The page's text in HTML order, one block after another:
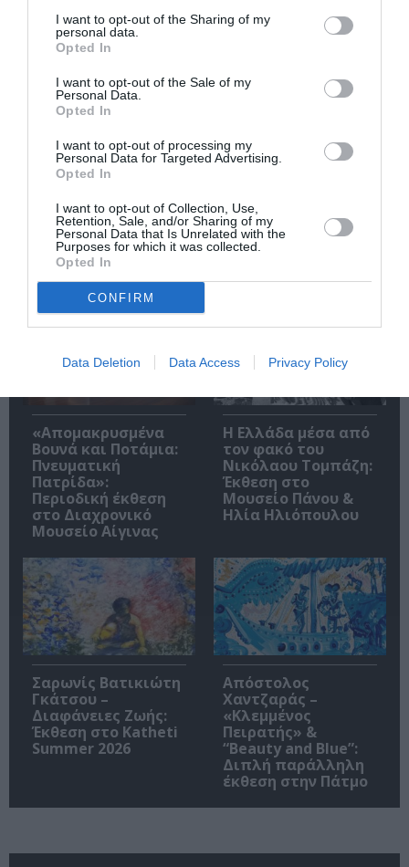
I want to opt-out of the Sharing of my
personal data.
Opted In
I want to opt-out of the Sale of my
Personal Data.
Opted In
I want to opt-out of processing my
Personal Data for Targeted Advertising.
Opted In
I want to opt-out of Collection, Use,
Retention, Sale, and/or Sharing of my
Personal Data that Is Unrelated with the
Purposes for which it was collected.
Opted In
CONFIRM
Data Deletion Data Access Privacy Policy
Κάθε βδομάδα στο e-mail σας τα τελευταία νέα για
την Τέχνη και τον Πολιτισμό!
Σχετικά Άρθρα
«Απομακρυσμένα
Βουνά και Ποτάμια:
Πνευματική
Πατρίδα»:
Περιοδική έκθεση
στο Διαχρονικό
Μουσείο Αίγινας
Η Ελλάδα μέσα από
τον φακό του
Νικόλαου Τομπάζη:
Έκθεση στο
Μουσείο Πάνου &
Ηλία Ηλιόπουλου
Σαρωνίς Βατικιώτη
Γκάτσου –
Διαφάνειες Ζωής:
Έκθεση στο Katheti
Summer 2026
Απόστολος
Χαντζαράς –
«Κλεμμένος
Πειρατής» &
“Beauty and Blue”:
Διπλή παράλληλη
έκθεση στην Πάτμο